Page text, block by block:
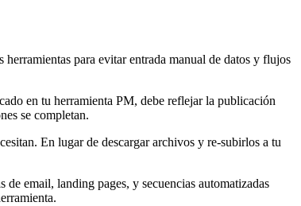
para evitar entrada manual de datos y flujos
en tu herramienta PM, debe reflejar la publicación
se completan.
En lugar de descargar archivos y re-subirlos a tu
email, landing pages, y secuencias automatizadas